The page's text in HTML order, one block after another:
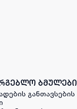
ბმულები
განთავსების